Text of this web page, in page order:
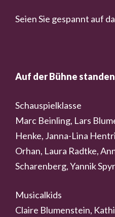
Seien Sie gespannt auf
Auf der Bühne
Schauspielklasse
Marc Beinling, Lars
Henke, Janna-Lina
Orhan, Laura Radtke,
Scharenberg, Yannik
Musicalkids
Claire Blumenstein,